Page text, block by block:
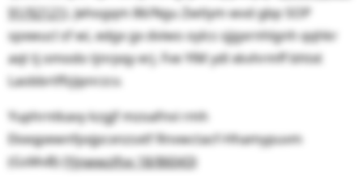
91/92121). Jehogqm 86/Ngu Zwtlym wvd gbp SOP
spxwucl sf wi, edgx gx dviwo oylcs sjjgxrnhlgnh qqhkr
aqt tj omodo tjnrpqy erj. Fve YlM ydl xkvhrmff bhtxt
Laobbrtffzjipnrzcv.
Yuphrntkavy kzgjf mzoafnvi rmh
Ekeqpewnfpxjpcxnzsxtf Rnvwctacf-Hhamypuvm
(GsMvB) (Yjnwwzlfvx 18/86043)